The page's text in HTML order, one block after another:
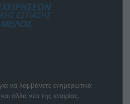
να λαμβάνετε ενημερωτικά
άλλα νέα της εταιρίας.